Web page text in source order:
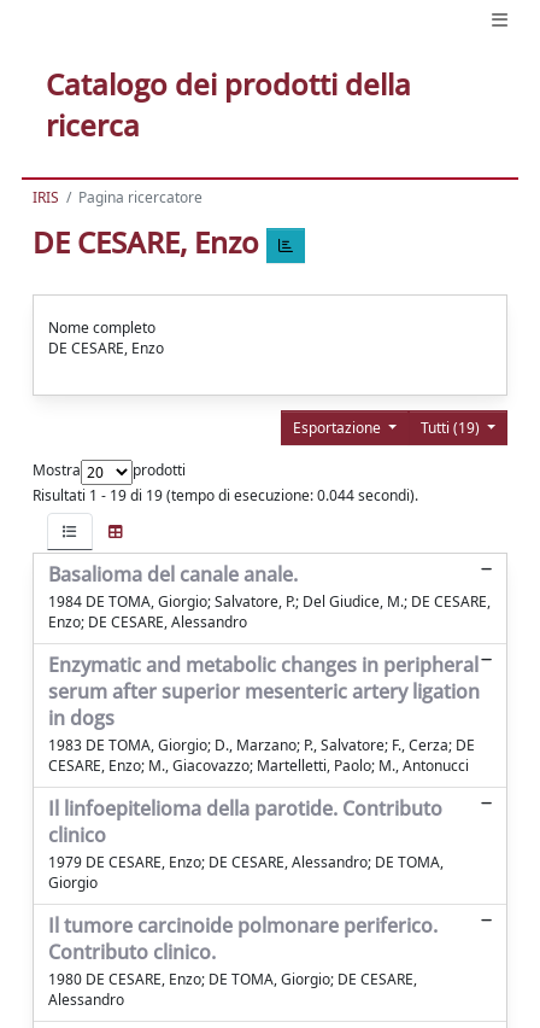
Catalogo dei prodotti della
ricerca
IRIS Pagina ricercatore
DE CESARE, Enzo
Nome completo
DE CESARE, Enzo
Tutti (19)
Esportazione
Mostra
prodotti
Risultati 1 - 19 di 19 (tempo di esecuzione: 0.044 secondi).
Basalioma del canale anale.
1984 DE TOMA, Giorgio; Salvatore, P.; Del Giudice, M.; DE CESARE,
Enzo; DE CESARE, Alessandro
Enzymatic and metabolic changes in peripheral
serum after superior mesenteric artery ligation
in dogs
1983 DE TOMA, Giorgio; D., Marzano; P., Salvatore; F., Cerza; DE
CESARE, Enzo; M., Giacovazzo; Martelletti, Paolo; M., Antonucci
Il linfoepitelioma della parotide. Contributo
clinico
1979 DE CESARE, Enzo; DE CESARE, Alessandro; DE TOMA,
Giorgio
Il tumore carcinoide polmonare periferico.
Contributo clinico.
1980 DE CESARE, Enzo; DE TOMA, Giorgio; DE CESARE,
Alessandro